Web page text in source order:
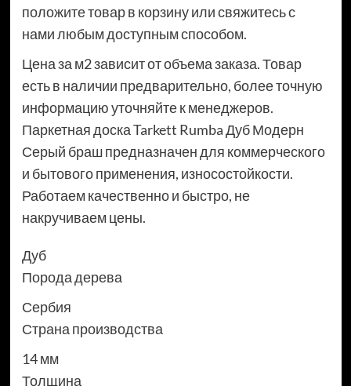
положите товар в корзину или свяжитесь с
нами любым доступным способом.
Цена за м2 зависит от объема заказа. Товар
есть в наличии предварительно, более точную
информацию уточняйте к менеджеров.
Паркетная доска Tarkett Rumba Дуб Модерн
Серый браш предназначен для коммерческого
и бытового применения, износостойкости.
Работаем качественно и быстро, не
накручиваем цены.
Дуб
Порода дерева
Сербия
Страна производства
14 мм
Толщина